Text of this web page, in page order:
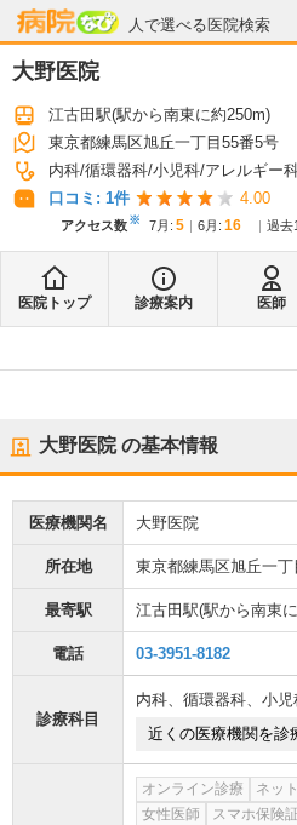
人で選べる医院検索
病院なび
大野医院
江古田駅(駅から南東に約250m)
東京都練馬区旭丘一丁目55番5号
内科 循環器科 小児科 アレルギー
口コミ: 1件 4.00
アクセス数※ 7月 : 5 6月 : 16 過去
医院トップ 診療案内 医師
大野医院の基本情報
医療機関名 大野医院
所在地 東京都練馬区旭丘一
最寄駅 江古田駅(駅から南東
電話 03-3951-8182
診療科目
内科、 循環器科、 小児
近くの医療機関を診
オンライン診療 ネッ
女性医師
スマホ保険証